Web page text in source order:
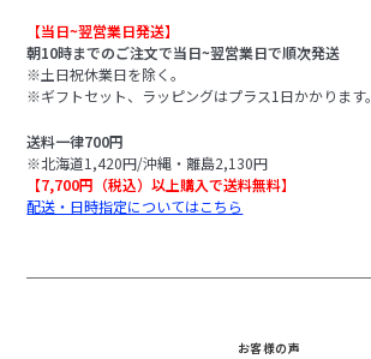
【当日~翌営業日発送】
朝10時までのご注文で当日~翌営業日で順次発送
※土日祝休業日を除く。
※ギフトセット、ラッピングはプラス1日かかります。
送料一律700円
※北海道1,420円/沖縄・離島2,130円
【7,700円（税込）以上購入で送料無料】
配送・日時指定についてはこちら
お客様の声